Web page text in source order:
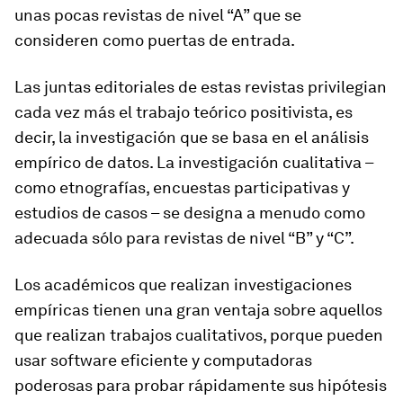
unas pocas revistas de nivel “A” que se
consideren como puertas de entrada.
Las juntas editoriales de estas revistas privilegian
cada vez más el trabajo teórico positivista, es
decir, la investigación que se basa en el análisis
empírico de datos. La investigación cualitativa –
como etnografías, encuestas participativas y
estudios de casos – se designa a menudo como
adecuada sólo para revistas de nivel “B” y “C”.
Los académicos que realizan investigaciones
empíricas tienen una gran ventaja sobre aquellos
que realizan trabajos cualitativos, porque pueden
usar software eficiente y computadoras
poderosas para probar rápidamente sus hipótesis